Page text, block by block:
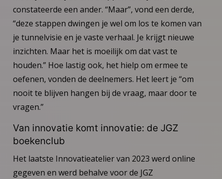
constateerde een ander. “Maar”, vond een derde,
“deze stappen dwingen je wel om los te komen van
je tunnelvisie en je vaste verhaal. Je krijgt nieuwe
inzichten. Maar het is moeilijk om dat vast te
houden.” Hoe lastig ook, het hielp om ermee te
oefenen, vonden de deelnemers. Het leert je “om
nooit te blijven hangen bij de vraag, maar door te
vragen.”
Van innovatie komt innovatie: de JGZ
boekenclub
Het laatste Innovatieatelier van 2023 werd online
gegeven en werd behalve voor de JGZ